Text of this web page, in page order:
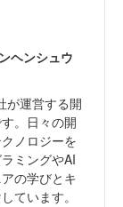
ヘンシュウ
が運営する開
。日々の開
ノロジーを
ミングやAI
の学びとキ
ています。